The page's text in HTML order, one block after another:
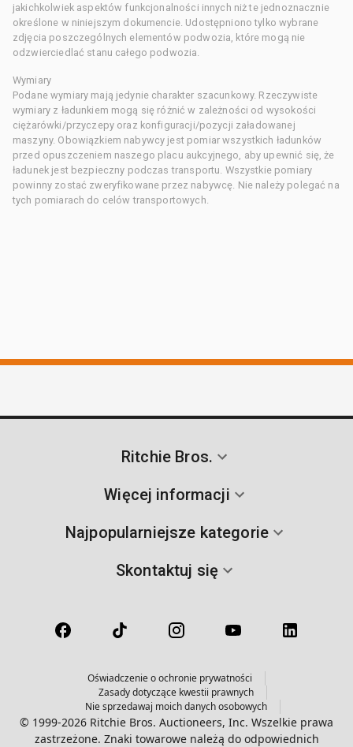
jakichkolwiek aspektów funkcjonalności innych niż te jednoznacznie
określone w niniejszym dokumencie. Udostępniono tylko wybrane
zdjęcia poszczególnych elementów podwozia, które mogą nie
odzwierciedlać stanu całego podwozia.
Wymiary
Podane wymiary mają jedynie charakter szacunkowy. Rzeczywiste
wymiary z ładunkiem mogą się różnić w zależności od wysokości
ciężarówki/przyczepy oraz konfiguracji/pozycji załadowanej
maszyny. Obowiązkiem nabywcy jest pomiar wszystkich ładunków
przed opuszczeniem naszego placu aukcyjnego, aby upewnić się, że
ładunek jest bezpieczny podczas transportu. Wszystkie pomiary
powinny zostać zweryfikowane przez nabywcę. Nie należy polegać na
tych pomiarach do celów transportowych.
Ritchie Bros.
Więcej informacji
Najpopularniejsze kategorie
Skontaktuj się
Oświadczenie o ochronie prywatności
Zasady dotyczące kwestii prawnych
Nie sprzedawaj moich danych osobowych
© 1999-2026 Ritchie Bros. Auctioneers, Inc. Wszelkie prawa
zastrzeżone. Znaki towarowe należą do odpowiednich